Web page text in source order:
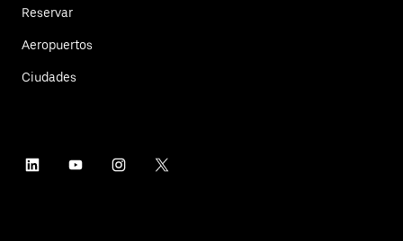
Reservar
Aeropuertos
Ciudades